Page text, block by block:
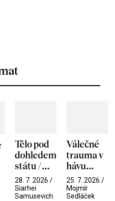
Tělo pod
dohledem
státu /
Pramen
28. 7. 2026 /
Siarhei
Samusevich
Válečné
trauma v
hávu
spektáklu
/ Odyssea
25. 7. 2026 /
Mojmír
Sedláček